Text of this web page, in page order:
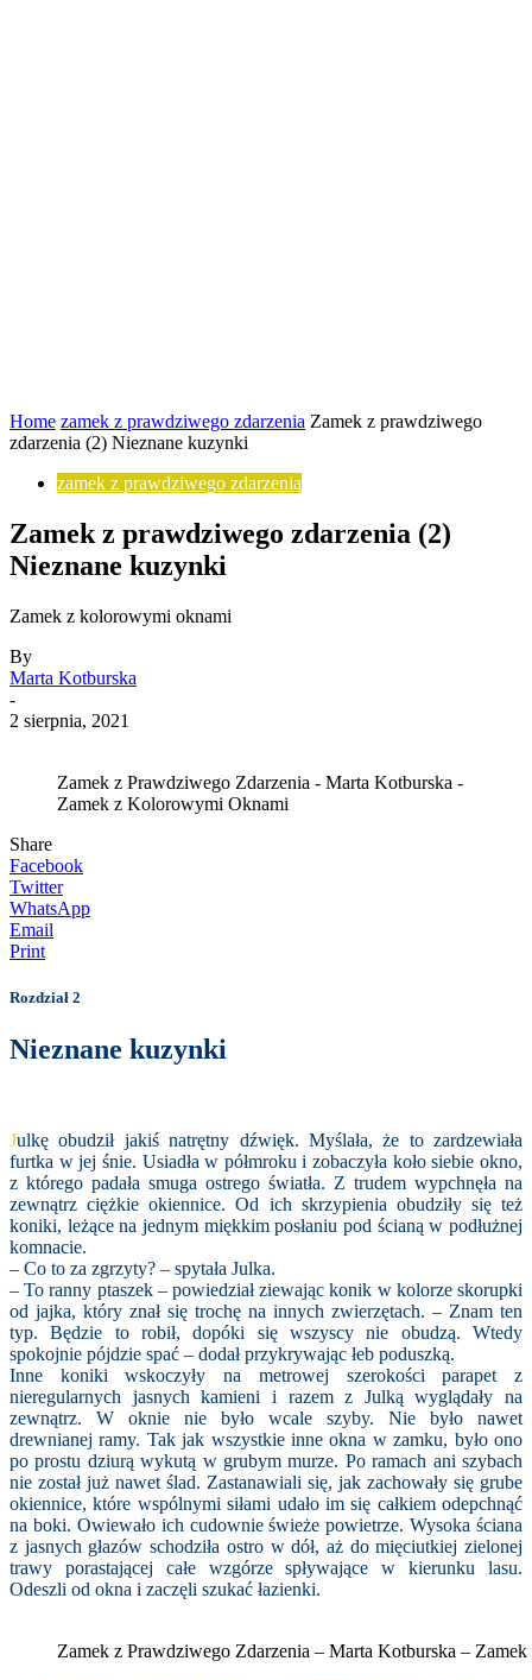
Home zamek z prawdziwego zdarzenia Zamek z prawdziwego
zdarzenia (2) Nieznane kuzynki
zamek z prawdziwego zdarzenia
Zamek z prawdziwego zdarzenia (2)
Nieznane kuzynki
Zamek z kolorowymi oknami
By
Marta Kotburska
-
2 sierpnia, 2021
Zamek z Prawdziwego Zdarzenia - Marta Kotburska -
Zamek z Kolorowymi Oknami
Share
Facebook
Twitter
WhatsApp
Email
Print
Rozdział 2
Nieznane kuzynki
Julkę obudził jakiś natrętny dźwięk. Myślała, że to zardzewiała
furtka w jej śnie. Usiadła w półmroku i zobaczyła koło siebie okno,
z którego padała smuga ostrego światła. Z trudem wypchnęła na
zewnątrz ciężkie okiennice. Od ich skrzypienia obudziły się też
koniki, leżące na jednym miękkim posłaniu pod ścianą w podłużnej
komnacie.
– Co to za zgrzyty? – spytała Julka.
– To ranny ptaszek – powiedział ziewając konik w kolorze skorupki
od jajka, który znał się trochę na innych zwierzętach. – Znam ten
typ. Będzie to robił, dopóki się wszyscy nie obudzą. Wtedy
spokojnie pójdzie spać – dodał przykrywając łeb poduszką.
Inne koniki wskoczyły na metrowej szerokości parapet z
nieregularnych jasnych kamieni i razem z Julką wyglądały na
zewnątrz. W oknie nie było wcale szyby. Nie było nawet
drewnianej ramy. Tak jak wszystkie inne okna w zamku, było ono
po prostu dziurą wykutą w grubym murze. Po ramach ani szybach
nie został już nawet ślad. Zastanawiali się, jak zachowały się grube
okiennice, które wspólnymi siłami udało im się całkiem odepchnąć
na boki. Owiewało ich cudownie świeże powietrze. Wysoka ściana
z jasnych głazów schodziła ostro w dół, aż do mięciutkiej zielonej
trawy porastającej całe wzgórze spływające w kierunku lasu.
Odeszli od okna i zaczęli szukać łazienki.
Zamek z Prawdziwego Zdarzenia – Marta Kotburska –